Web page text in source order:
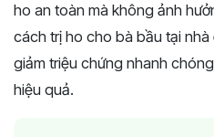
ho an toàn mà không ảnh
cách trị ho cho bà bầu tại
giảm triệu chứng nhanh
hiệu quả.